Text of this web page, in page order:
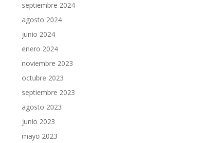
septiembre 2024
agosto 2024
junio 2024
enero 2024
noviembre 2023
octubre 2023
septiembre 2023
agosto 2023
junio 2023
mayo 2023